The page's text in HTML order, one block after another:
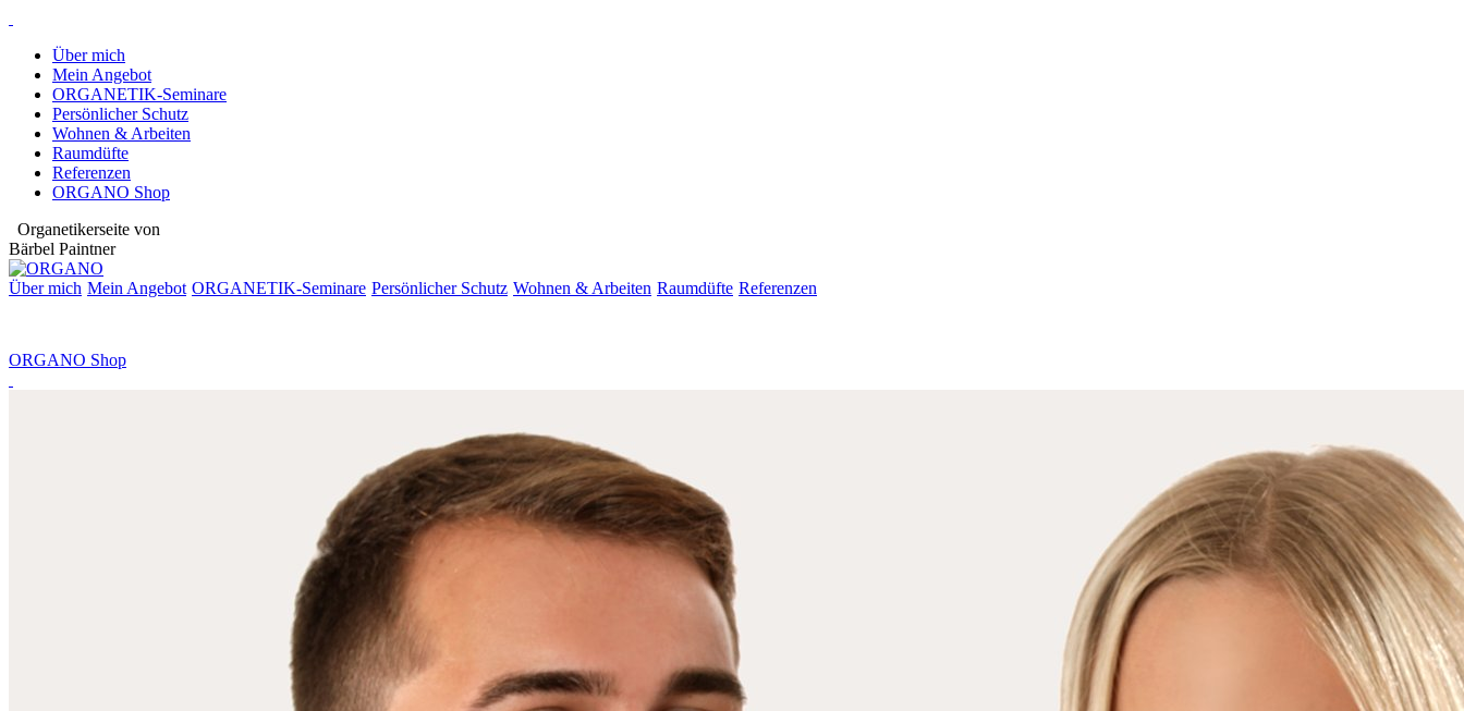
Über mich
Mein Angebot
ORGANETIK-Seminare
Persönlicher Schutz
Wohnen & Arbeiten
Raumdüfte
Referenzen
ORGANO Shop
Organetikerseite von
Bärbel Paintner
Über mich Mein Angebot ORGANETIK-Seminare Persönlicher Schutz Wohnen & Arbeiten Raumdüfte Referenzen
ORGANO Shop